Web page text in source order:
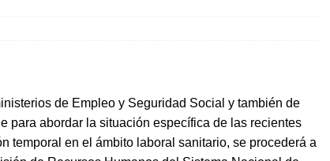
de Empleo y Seguridad Social y también de
para abordar la situación específica de las recientes
temporal en el ámbito laboral sanitario, se procederá a